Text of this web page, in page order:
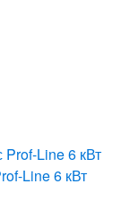
Line 6 кВт